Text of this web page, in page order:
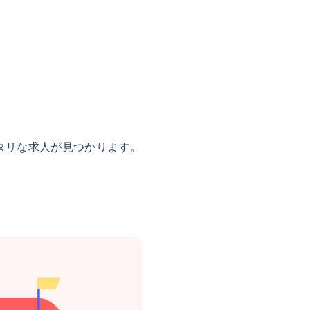
な求人が見つかります。